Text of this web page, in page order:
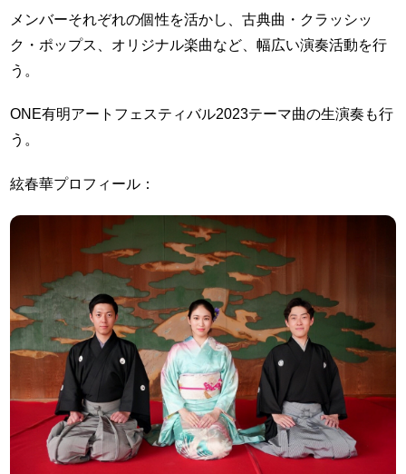
メンバーそれぞれの個性を活かし、古典曲・クラッシッ
ク・ポップス、オリジナル楽曲など、幅広い演奏活動を行
う。
ONE有明アートフェスティバル2023テーマ曲の生演奏も行
う。
絃春華プロフィール：